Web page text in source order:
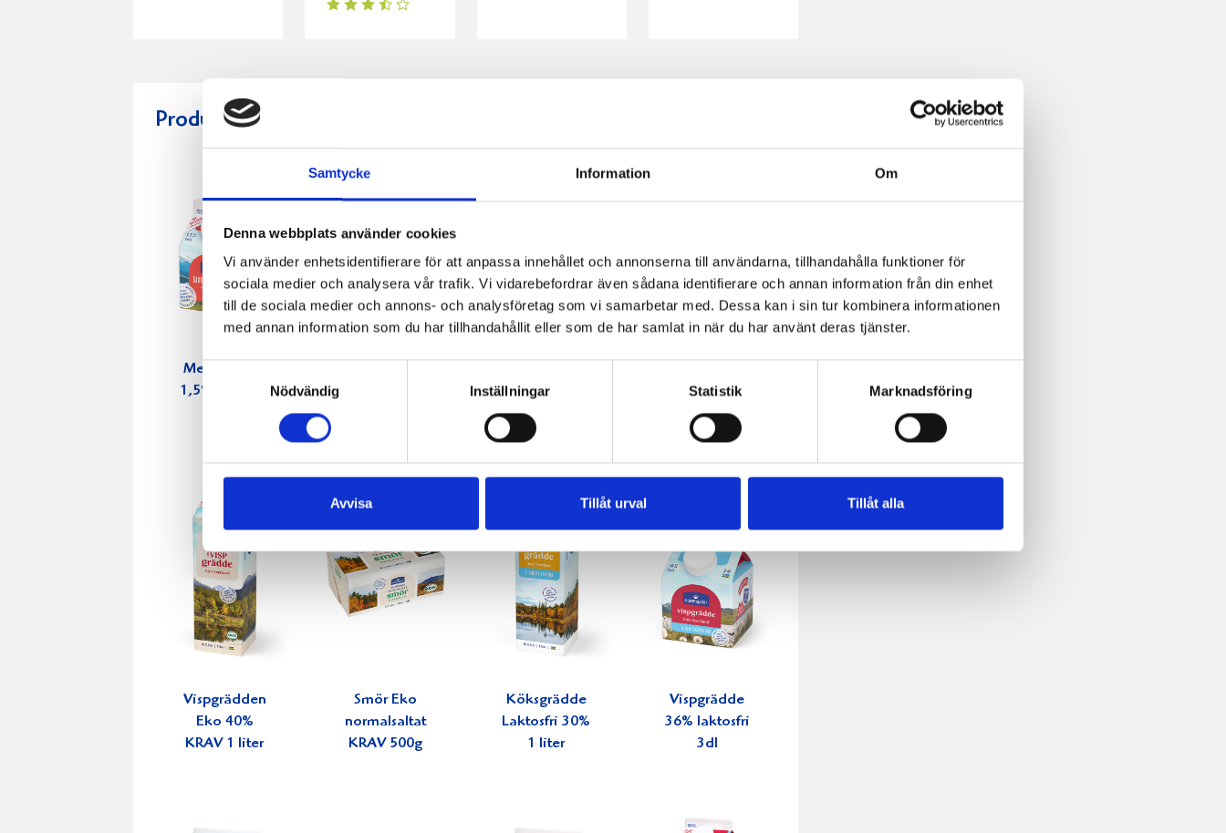
Samtycke Information Om
Denna webbplats använder cookies
Vi använder enhetsidentifierare för att anpassa innehållet och annonserna till användarna, tillhandahålla funktioner för
sociala medier och analysera vår trafik. Vi vidarebefordrar även sådana identifierare och annan information från din enhet
till de sociala medier och annons- och analysföretag som vi samarbetar med. Dessa kan i sin tur kombinera informationen
med annan information som du har tillhandahållit eller som de har samlat in när du har använt deras tjänster.
Samtyckesval
Nödvändig
Inställningar Statistik Marknadsföring
Avvisa Tillåt urval Tillåt alla
Produkter i receptet:
Mellanmjölk
1,5% laktosfri
1000g
2,7% 1000g
Vispgrädden
Eko 40%
KRAV 1 liter
Smör Eko
normalsaltat
KRAV 500g
Köksgrädde
Laktosfri 30%
1 liter
Vispgrädde
36% laktosfri
3dl